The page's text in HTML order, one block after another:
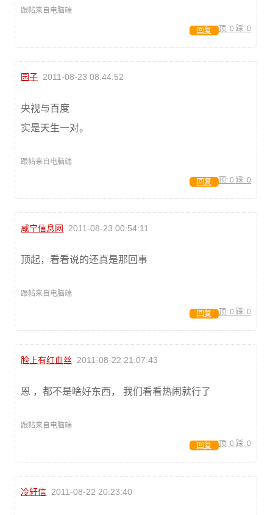
跟帖来自电脑端
顶: 0 踩: 0
回复
园子 2011-08-23 08:44:52
央视与百度
实是天生一对。
跟帖来自电脑端
顶: 0 踩: 0
回复
咸宁信息网 2011-08-23 00:54:11
顶起，看看说的还真是那回事
跟帖来自电脑端
顶: 0 踩: 0
回复
脸上有红血丝 2011-08-22 21:07:43
恩 ，都不是啥好东西， 我们看看热闹就行了
跟帖来自电脑端
顶: 0 踩: 0
回复
冷轩信 2011-08-22 20:23:40